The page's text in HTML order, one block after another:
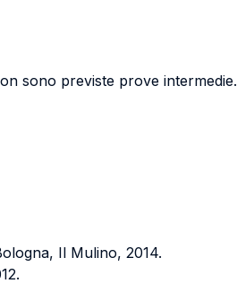
sono previste prove intermedie.
Il Mulino, 2014.